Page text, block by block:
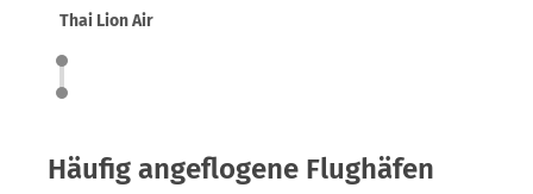
Thai Lion Air
Häufig angeflogene Flughäfen